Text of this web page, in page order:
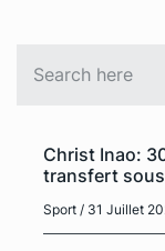
Christ Inao:
transfert
Sport / 31 Juillet